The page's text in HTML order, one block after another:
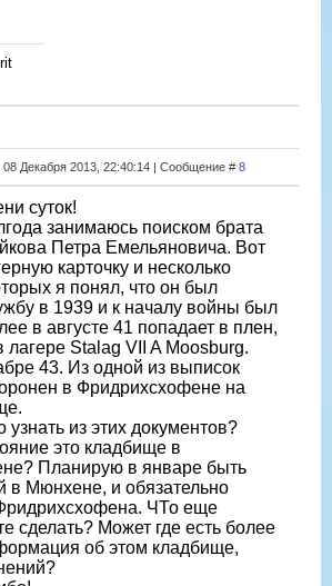
08 Декабря 2013, 22:40:14 | Сообщение # 8
суток!
занимаюсь поиском брата
Петра Емельяновича. Вот
карточку и несколько
я понял, что он был
в 1939 и к началу войны был
в августе 41 попадает в плен,
лагере Stalag VII A Moosburg.
43. Из одной из выписок
в Фридрихсхофене на
из этих документов?
это кладбище в
Планирую в январе быть
в Мюнхене, и обязательно
ЧТо еще
сделать? Может где есть более
об этом кладбище,